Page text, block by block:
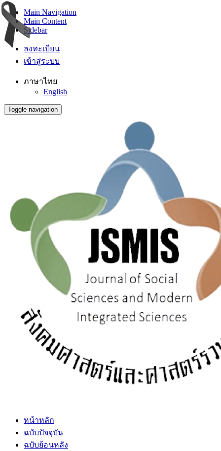
Main Navigation
Main Content
Sidebar
ลงทะเบียน
เข้าสู่ระบบ
ภาษาไทย
English
Toggle navigation
หน้าหลัก
ฉบับปัจจุบัน
ฉบับย้อนหลัง